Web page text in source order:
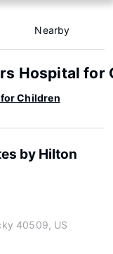
Nearby
Hospital for
Children
by Hilton
40509, US